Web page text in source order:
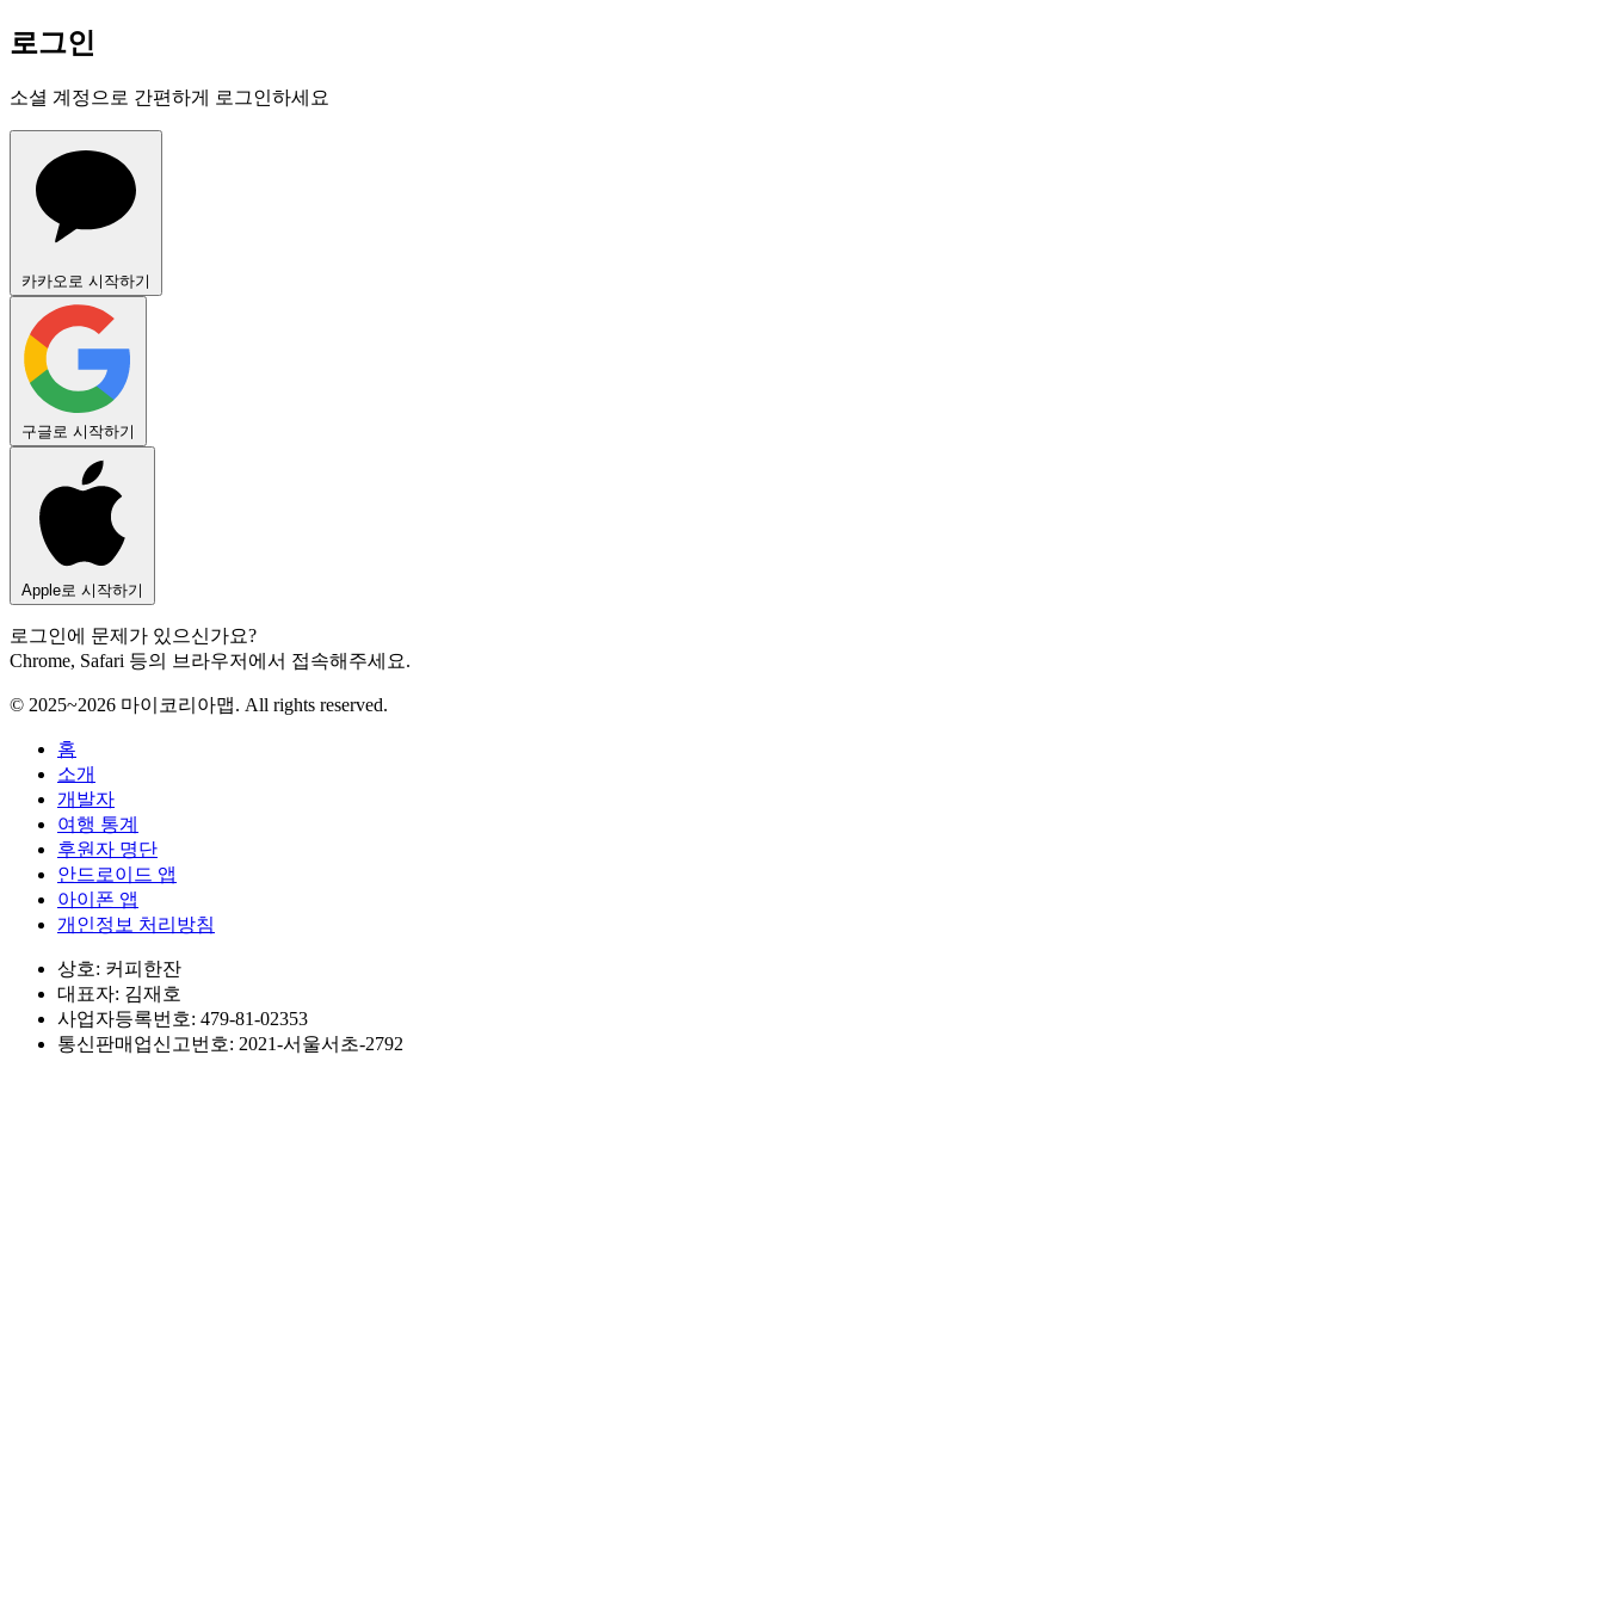
로그인
소셜 계정으로 간편하게 로그인하세요
카카오로 시작하기
구글로 시작하기
Apple로 시작하기
로그인에 문제가 있으신가요?
Chrome, Safari 등의 브라우저에서 접속해주세요.
© 2025~2026 마이코리아맵. All rights reserved.
홈
소개
개발자
여행 통계
후원자 명단
안드로이드 앱
아이폰 앱
개인정보 처리방침
상호: 커피한잔
대표자: 김재호
사업자등록번호: 479-81-02353
통신판매업신고번호: 2021-서울서초-2792